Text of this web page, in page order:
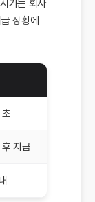
기는 회사
상황에
지급